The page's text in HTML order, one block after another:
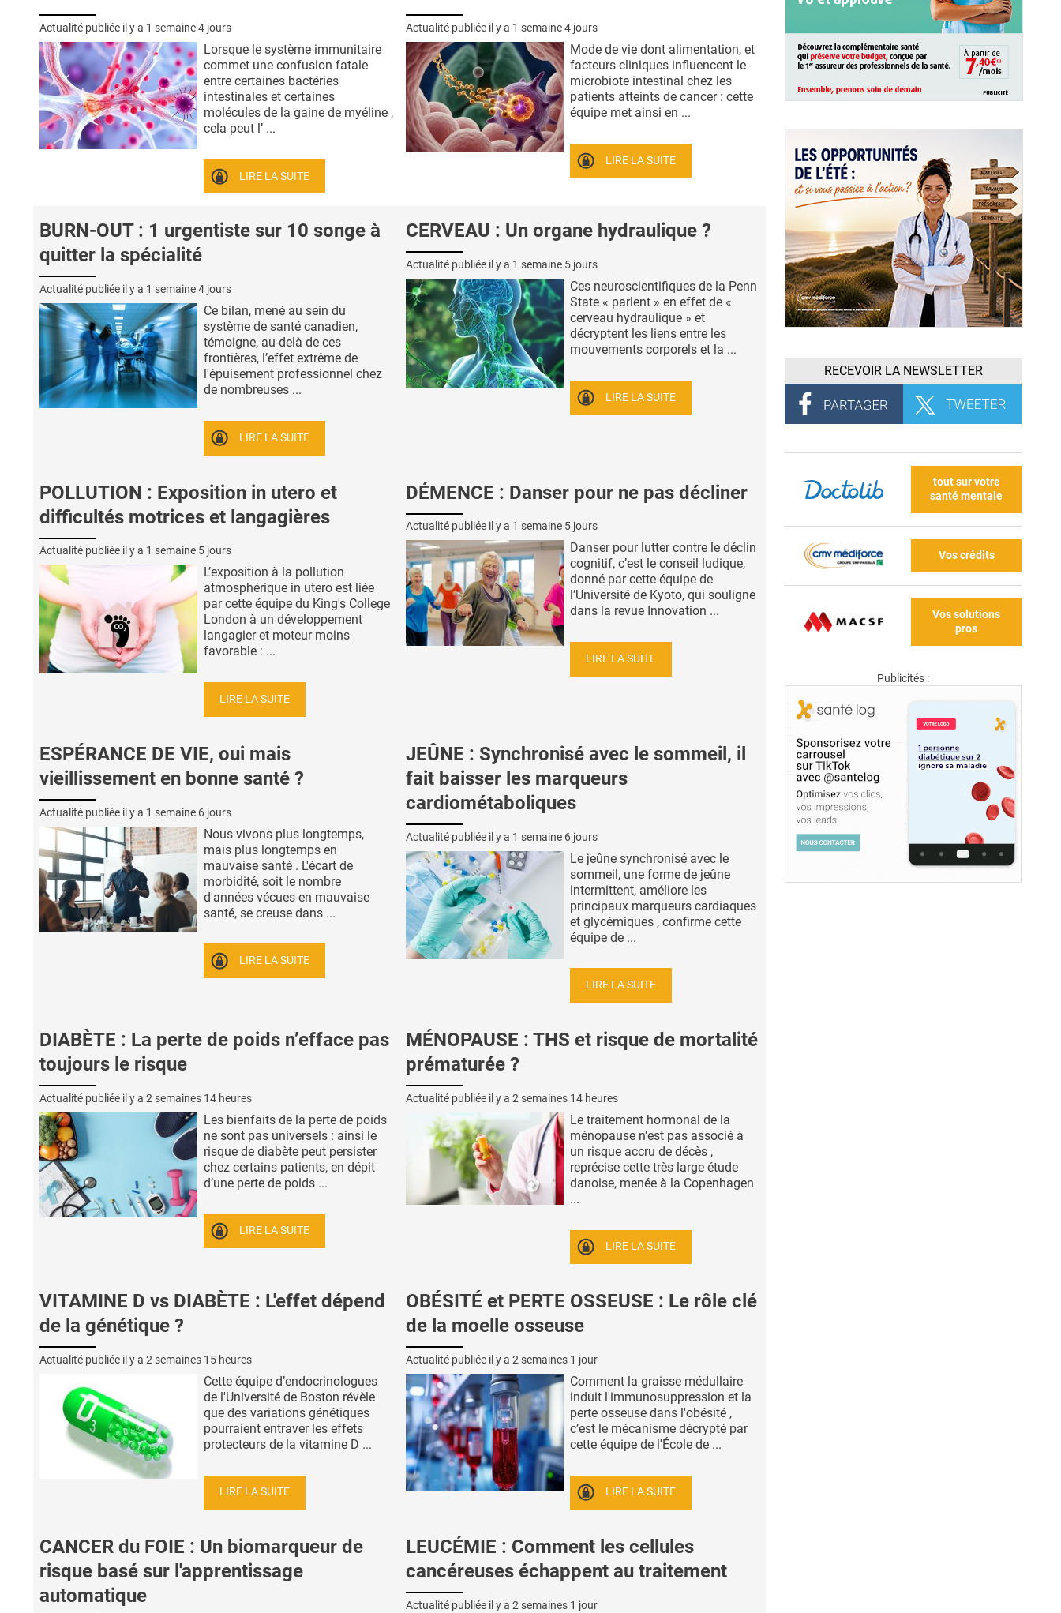
Actualité publiée il y a 1 semaine 4 jours
Lorsque le système immunitaire
commet une confusion fatale
entre certaines bactéries
intestinales et certaines
molécules de la gaine de myéline ,
cela peut l’ ...
LIRE LA SUITE
Actualité publiée il y a 1 semaine 4 jours
Mode de vie dont alimentation, et
facteurs cliniques influencent le
microbiote intestinal chez les
patients atteints de cancer : cette
équipe met ainsi en ...
LIRE LA SUITE
BURN-OUT : 1 urgentiste sur 10 songe à
quitter la spécialité
Actualité publiée il y a 1 semaine 4 jours
Ce bilan, mené au sein du
système de santé canadien,
témoigne, au-delà de ces
frontières, l’effet extrême de
l'épuisement professionnel chez
de nombreuses ...
LIRE LA SUITE
CERVEAU : Un organe hydraulique ?
Actualité publiée il y a 1 semaine 5 jours
Ces neuroscientifiques de la Penn
State « parlent » en effet de «
cerveau hydraulique » et
décryptent les liens entre les
mouvements corporels et la ...
LIRE LA SUITE
POLLUTION : Exposition in utero et
difficultés motrices et langagières
Actualité publiée il y a 1 semaine 5 jours
L’exposition à la pollution
atmosphérique in utero est liée
par cette équipe du King's College
London à un développement
langagier et moteur moins
favorable : ...
LIRE LA SUITE
DÉMENCE : Danser pour ne pas décliner
Actualité publiée il y a 1 semaine 5 jours
Danser pour lutter contre le déclin
cognitif, c’est le conseil ludique,
donné par cette équipe de
l’Université de Kyoto, qui souligne
dans la revue Innovation ...
LIRE LA SUITE
ESPÉRANCE DE VIE, oui mais
vieillissement en bonne santé ?
Actualité publiée il y a 1 semaine 6 jours
Nous vivons plus longtemps,
mais plus longtemps en
mauvaise santé . L'écart de
morbidité, soit le nombre
d'années vécues en mauvaise
santé, se creuse dans ...
LIRE LA SUITE
JEÛNE : Synchronisé avec le sommeil, il
fait baisser les marqueurs
cardiométaboliques
Actualité publiée il y a 1 semaine 6 jours
Le jeûne synchronisé avec le
sommeil, une forme de jeûne
intermittent, améliore les
principaux marqueurs cardiaques
et glycémiques , confirme cette
équipe de ...
LIRE LA SUITE
DIABÈTE : La perte de poids n’efface pas
toujours le risque
Actualité publiée il y a 2 semaines 14 heures
Les bienfaits de la perte de poids
ne sont pas universels : ainsi le
risque de diabète peut persister
chez certains patients, en dépit
d’une perte de poids ...
LIRE LA SUITE
MÉNOPAUSE : THS et risque de mortalité
prématurée ?
Actualité publiée il y a 2 semaines 14 heures
Le traitement hormonal de la
ménopause n'est pas associé à
un risque accru de décès ,
reprécise cette très large étude
danoise, menée à la Copenhagen
...
LIRE LA SUITE
VITAMINE D vs DIABÈTE : L'effet dépend
de la génétique ?
Actualité publiée il y a 2 semaines 15 heures
Cette équipe d’endocrinologues
de l'Université de Boston révèle
que des variations génétiques
pourraient entraver les effets
protecteurs de la vitamine D ...
LIRE LA SUITE
OBÉSITÉ et PERTE OSSEUSE : Le rôle clé
de la moelle osseuse
Actualité publiée il y a 2 semaines 1 jour
Comment la graisse médullaire
induit l'immunosuppression et la
perte osseuse dans l'obésité ,
c’est le mécanisme décrypté par
cette équipe de l'École de ...
LIRE LA SUITE
CANCER du FOIE : Un biomarqueur de
risque basé sur l'apprentissage
automatique
LEUCÉMIE : Comment les cellules
cancéreuses échappent au traitement
Actualité publiée il y a 2 semaines 1 jour
RECEVOIR LA NEWSLETTER
tout sur votre
santé mentale
Vos crédits
Vos solutions
pros
Publicités :